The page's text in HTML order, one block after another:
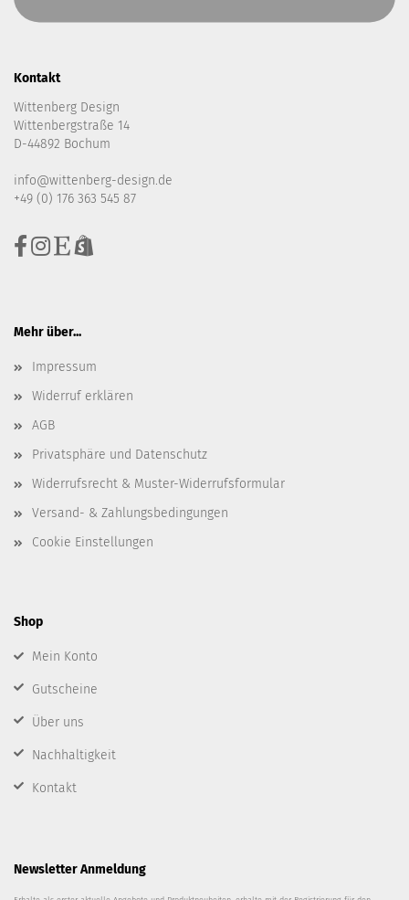
Kontakt
Wittenberg Design
Wittenbergstraße 14
D-44892 Bochum
info@wittenberg-design.de
+49 (0) 176 363 545 87
Mehr über...
Impressum
Widerruf erklären
AGB
Privatsphäre und Datenschutz
Widerrufsrecht & Muster-Widerrufsformular
Versand- & Zahlungsbedingungen
Cookie Einstellungen
Shop
Mein Konto
Gutscheine
Über uns
Nachhaltigkeit
Kontakt
Newsletter Anmeldung